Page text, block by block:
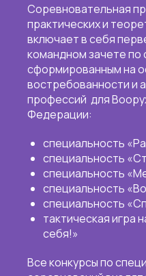
Соревновательная
практических и
включает в себя
командном зачете по
сформированным на
востребованности и
профессий для
Федерации:
специальность
специальность
специальность
специальность
специальность
тактическая игра
себя!»
Все конкурсы по